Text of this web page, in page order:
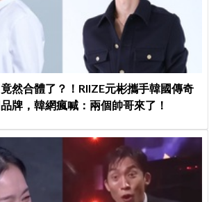
竟然合體了？！RIIZE元彬攜手韓國傳奇
牌，韓網瘋喊：兩個帥哥來了！